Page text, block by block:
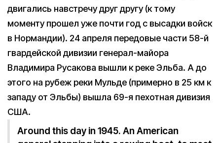
двигались навстречу друг другу (к тому
моменту прошел уже почти год с высадки войск
в Нормандии). 24 апреля передовые части 58-й
гвардейской дивизии генерал-майора
Владимира Русакова вышли к реке Эльба. А до
этого на рубеж реки Мульде (примерно в 25 км к
западу от Эльбы) вышла 69-я пехотная дивизия
США.
Around this day in 1945. An American